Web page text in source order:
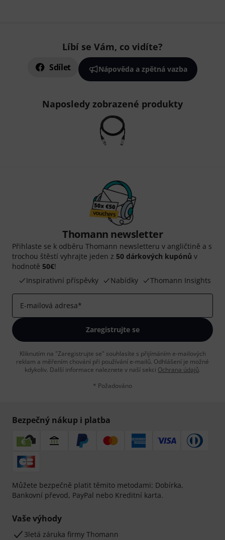
Líbí se Vám, co vidíte?
Sdílet Nápověda a zpětná vazba
Naposledy zobrazené produkty
Thomann newsletter
Přihlaste se k odběru Thomann newsletteru v angličtině a s
trochou štěstí vyhrajte jeden z 50 dárkových kupónů v
hodnotě 50€!
Inspirativní příspěvky
Nabídky Thomann Insights
E-mailová adresa*
Zaregistrujte se
Kliknutím na "Zaregistrujte se" souhlasíte s přijímáním e-mailových
reklam a měřením chování při používání e-mailů. Odhlášení je možné
kdykoliv. Další informace naleznete v naší sekci Ochrana údajů.
* Požadováno
Bezpečný nákup i platba
Můžete bezpečně platit těmito metodami: Dobírka,
Bankovní převod, PayPal nebo Kreditní karta.
Vaše výhody
3letá záruka firmy Thomann